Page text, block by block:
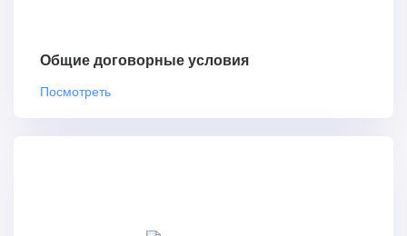
Общие договорные условия
Посмотреть